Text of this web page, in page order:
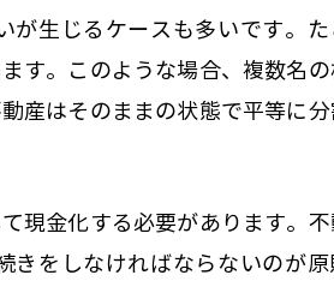
が生じるケースも多いです。た
す。このような場合、複数名
産はそのままの状態で平等に
現金化する必要があります。不
きをしなければならないのが原